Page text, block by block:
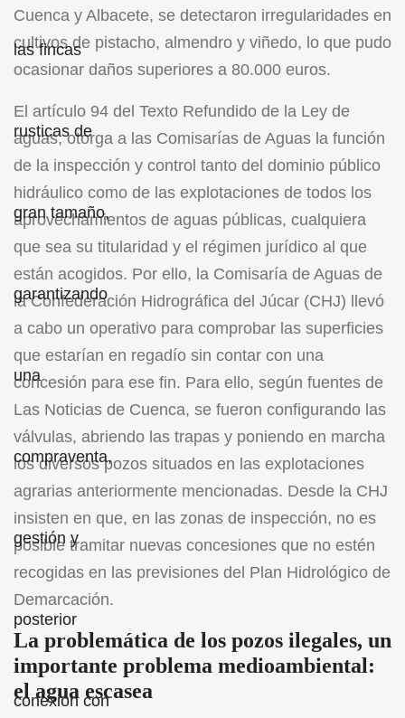
Cuenca y Albacete, se detectaron irregularidades en
cultivos de pistacho, almendro y viñedo, lo que pudo
ocasionar daños superiores a 80.000 euros.
El artículo 94 del Texto Refundido de la Ley de
aguas, otorga a las Comisarías de Aguas la función
de la inspección y control tanto del dominio público
hidráulico como de las explotaciones de todos los
aprovechamientos de aguas públicas, cualquiera
que sea su titularidad y el régimen jurídico al que
están acogidos. Por ello, la Comisaría de Aguas de
la Confederación Hidrográfica del Júcar (CHJ) llevó
a cabo un operativo para comprobar las superficies
que estarían en regadío sin contar con una
concesión para ese fin. Para ello, según fuentes de
Las Noticias de Cuenca, se fueron configurando las
válvulas, abriendo las trapas y poniendo en marcha
los diversos pozos situados en las explotaciones
agrarias anteriormente mencionadas. Desde la CHJ
insisten en que, en las zonas de inspección, no es
posible tramitar nuevas concesiones que no estén
recogidas en las previsiones del Plan Hidrológico de
Demarcación.
La problemática de los pozos ilegales, un
importante problema medioambiental:
el agua escasea